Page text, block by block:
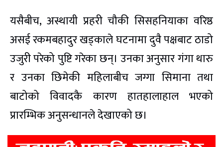
यसैबीच, अस्थायी प्रहरी चौकी सिसहनियाका वरिष्ठ
असई रकमबहादुर खड्काले घटनामा दुवै पक्षबाट ठाडो
उजुरी परेको पुष्टि गरेका छन्। उनका अनुसार गंगा थारु
र उनका छिमेकी महिलाबीच जग्गा सिमाना तथा
बाटोको विवादकै कारण हातहालाहाल भएको
प्रारम्भिक अनुसन्धानले देखाएको छ।